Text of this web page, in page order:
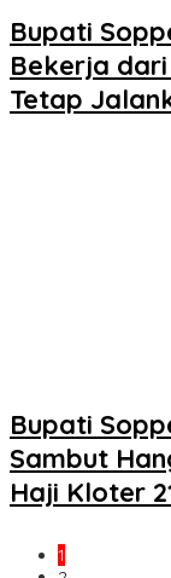
Bupati
Bekerja
Tetap
Bupati
Sambut
Haji Kloter
1